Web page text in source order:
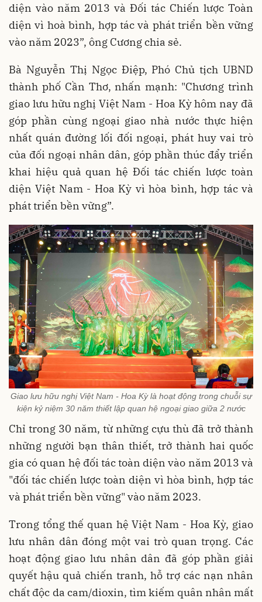
diện vào năm 2013 và Đối tác Chiến lược Toàn
diện vì hoà bình, hợp tác và phát triển bền vững
vào năm 2023”, ông Cương chia sẻ.
Bà Nguyễn Thị Ngọc Điệp, Phó Chủ tịch UBND
thành phố Cần Thơ, nhấn mạnh: "Chương trình
giao lưu hữu nghị Việt Nam - Hoa Kỳ hôm nay đã
góp phần cùng ngoại giao nhà nước thực hiện
nhất quán đường lối đối ngoại, phát huy vai trò
của đối ngoại nhân dân, góp phần thúc đẩy triển
khai hiệu quả quan hệ Đối tác chiến lược toàn
diện Việt Nam - Hoa Kỳ vì hòa bình, hợp tác và
phát triển bền vững”.
Giao lưu hữu nghị Việt Nam - Hoa Kỳ là hoạt động trong chuỗi sự
kiện kỷ niệm 30 năm thiết lập quan hệ ngoại giao giữa 2 nước
Chỉ trong 30 năm, từ những cựu thù đã trở thành
những người bạn thân thiết, trở thành hai quốc
gia có quan hệ đối tác toàn diện vào năm 2013 và
"đối tác chiến lược toàn diện vì hòa bình, hợp tác
và phát triển bền vững" vào năm 2023.
Trong tổng thế quan hệ Việt Nam - Hoa Kỳ, giao
lưu nhân dân đóng một vai trò quan trọng. Các
hoạt động giao lưu nhân dân đã góp phần giải
quyết hậu quả chiến tranh, hỗ trợ các nạn nhân
chất độc da cam/dioxin, tìm kiếm quân nhân mất